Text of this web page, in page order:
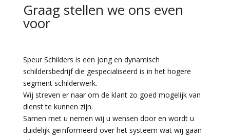
Graag stellen we ons even
voor
Speur Schilders is een jong en dynamisch
schildersbedrijf die gespecialiseerd is in het hogere
segment schilderwerk.
Wij streven er naar om de klant zo goed mogelijk van
dienst te kunnen zijn.
Samen met u nemen wij u wensen door en wordt u
duidelijk geïnformeerd over het systeem wat wij gaan